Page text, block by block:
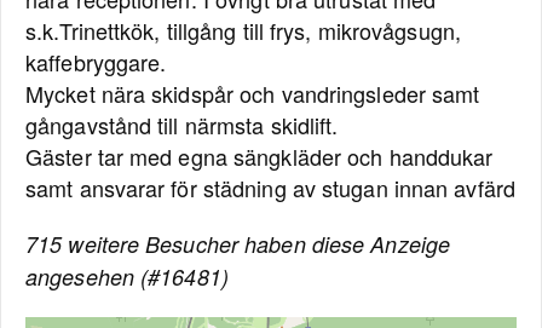
s.k.Trinettkök, tillgång till frys, mikrovågsugn,
kaffebryggare.
Mycket nära skidspår och vandringsleder samt
gångavstånd till närmsta skidlift.
Gäster tar med egna sängkläder och handdukar
samt ansvarar för städning av stugan innan avfärd
715 weitere Besucher haben diese Anzeige
angesehen (#16481)